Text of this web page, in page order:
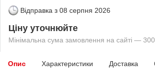
Відправка з 08 серпня 2026
Ціну уточнюйте
Мінімальна сума замовлення на сайті —
Опис Характеристики Доставка